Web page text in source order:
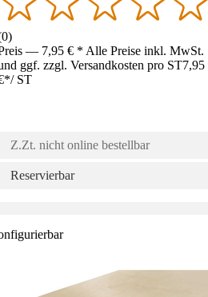
0)
— 7,95 € * Alle Preise inkl. MwSt.
ggf. zzgl. Versandkosten pro ST7,95
*/ ST
Z.Zt. nicht online bestellbar
Reservierbar